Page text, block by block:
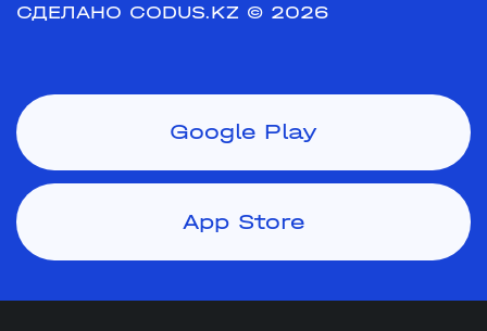
СДЕЛАНО CODUS.KZ © 2026
Google Play
App Store